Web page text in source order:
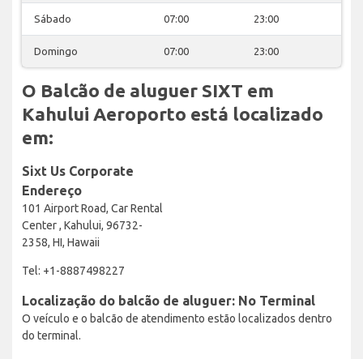
Sábado 07:00 23:00
Domingo 07:00 23:00
O Balcão de aluguer SIXT em
Kahului Aeroporto está localizado
em:
Sixt Us Corporate
Endereço
101 Airport Road, Car Rental
Center , Kahului, 96732-
2358, HI, Hawaii
Tel: +1-8887498227
Localização do balcão de aluguer: No Terminal
O veículo e o balcão de atendimento estão localizados dentro
do terminal.